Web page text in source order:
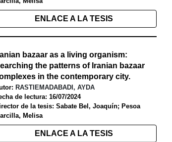
ENLACE A LA TESIS
bazaar as a living organism:
the patterns of Iranian bazaar
in the contemporary city.
RASTIEMADABADI, AYDA
de lectura: 16/07/2024
de la tesis: Sabate Bel, Joaquín; Pesoa
Melisa
ENLACE A LA TESIS